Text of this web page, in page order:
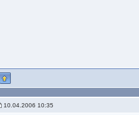
10.04.2006 10:35